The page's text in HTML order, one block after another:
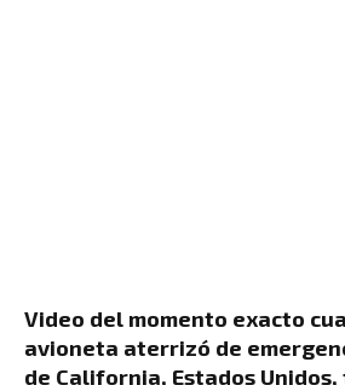
Video del momento exacto
avioneta aterrizó de
de California, Estados